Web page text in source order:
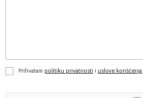
Prihvatam politiku privatnosti i uslove korišćenja